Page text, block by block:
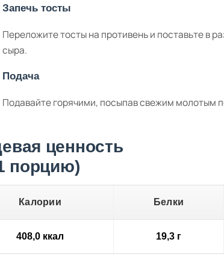
Запечь тосты
Переложите тосты на противень и поставьте в
сыра.
Подача
Подавайте горячими, посыпав свежим молотым
ценность
порцию)
Калории Белки
408,0 ккал 19,3 г